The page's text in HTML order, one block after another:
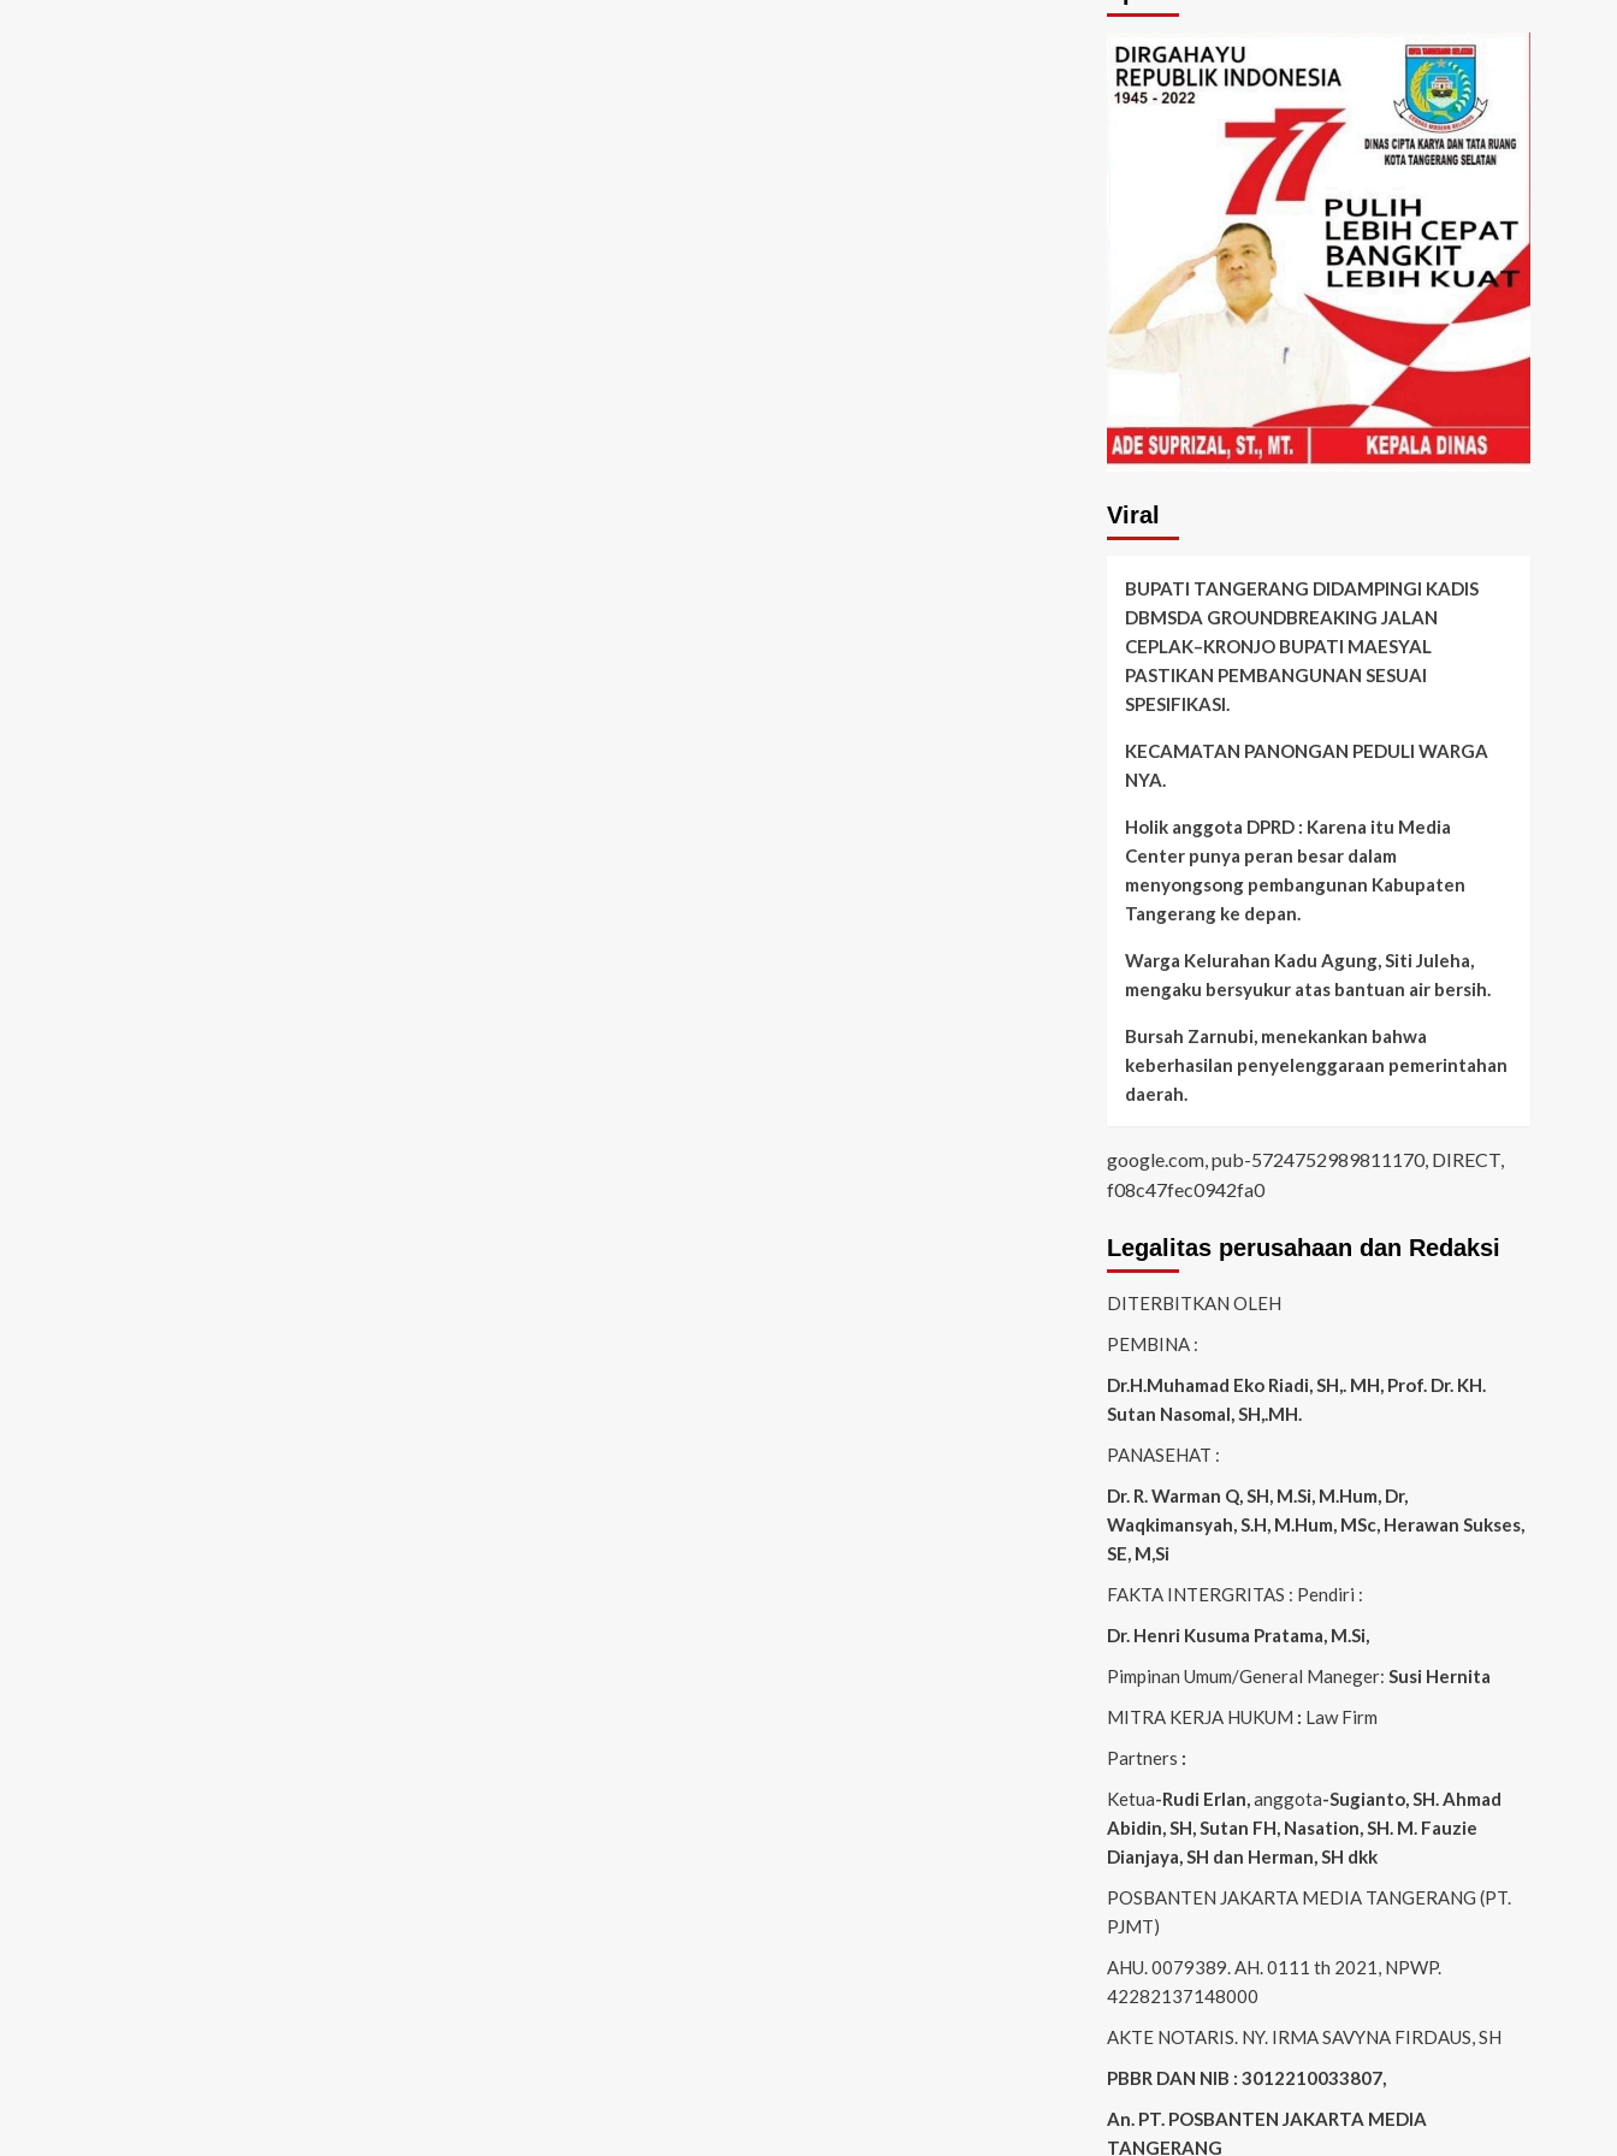
Viral
BUPATI TANGERANG DIDAMPINGI KADIS
DBMSDA GROUNDBREAKING JALAN
CEPLAK–KRONJO BUPATI MAESYAL
PASTIKAN PEMBANGUNAN SESUAI
SPESIFIKASI.
KECAMATAN PANONGAN PEDULI WARGA
NYA.
Holik anggota DPRD : Karena itu Media
Center punya peran besar dalam
menyongsong pembangunan Kabupaten
Tangerang ke depan.
Warga Kelurahan Kadu Agung, Siti Juleha,
mengaku bersyukur atas bantuan air bersih.
Bursah Zarnubi, menekankan bahwa
keberhasilan penyelenggaraan pemerintahan
daerah.
google.com, pub-5724752989811170, DIRECT,
f08c47fec0942fa0
Legalitas perusahaan dan Redaksi
DITERBITKAN OLEH
PEMBINA :
Dr.H.Muhamad Eko Riadi , SH,. MH , Prof. Dr. KH.
Sutan Nasomal, SH,.MH.
PANASEHAT :
Dr. R. Warman Q, SH, M.Si, M.Hum Dr,
Waqkimansyah, S.H, M.Hum, MSc, Herawan Sukses,
SE, M,Si
FAKTA INTERGRITAS : Pendiri :
Dr. Henri Kusuma Pratama, M.Si
Pimpinan Umum/General Maneger: Susi Hernita
MITRA KERJA HUKUM : Law Firm
Partners :
Ketua-Rudi Erlan anggota-Sugianto, SH. Ahmad
Abidin , SH, Sutan FH, Nasation , SH. M. Fauzie
Dianjaya , SH dan Herman, SH dkk
POSBANTEN JAKARTA MEDIA TANGERANG (PT.
PJMT)
AHU. 0079389. AH. 0111 th 2021, NPWP.
42282137148000
AKTE NOTARIS. NY. IRMA SAVYNA FIRDAUS, SH
PBBR DAN NIB : 3012210033807,
An. PT. POSBANTEN JAKARTA MEDIA
TANGERANG